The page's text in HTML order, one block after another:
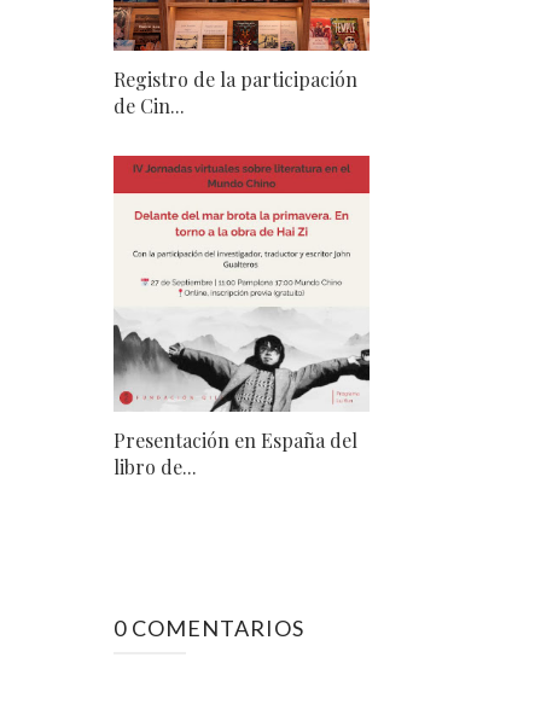
Registro de la participación
de Cin...
Presentación en España del
libro de...
0 COMENTARIOS